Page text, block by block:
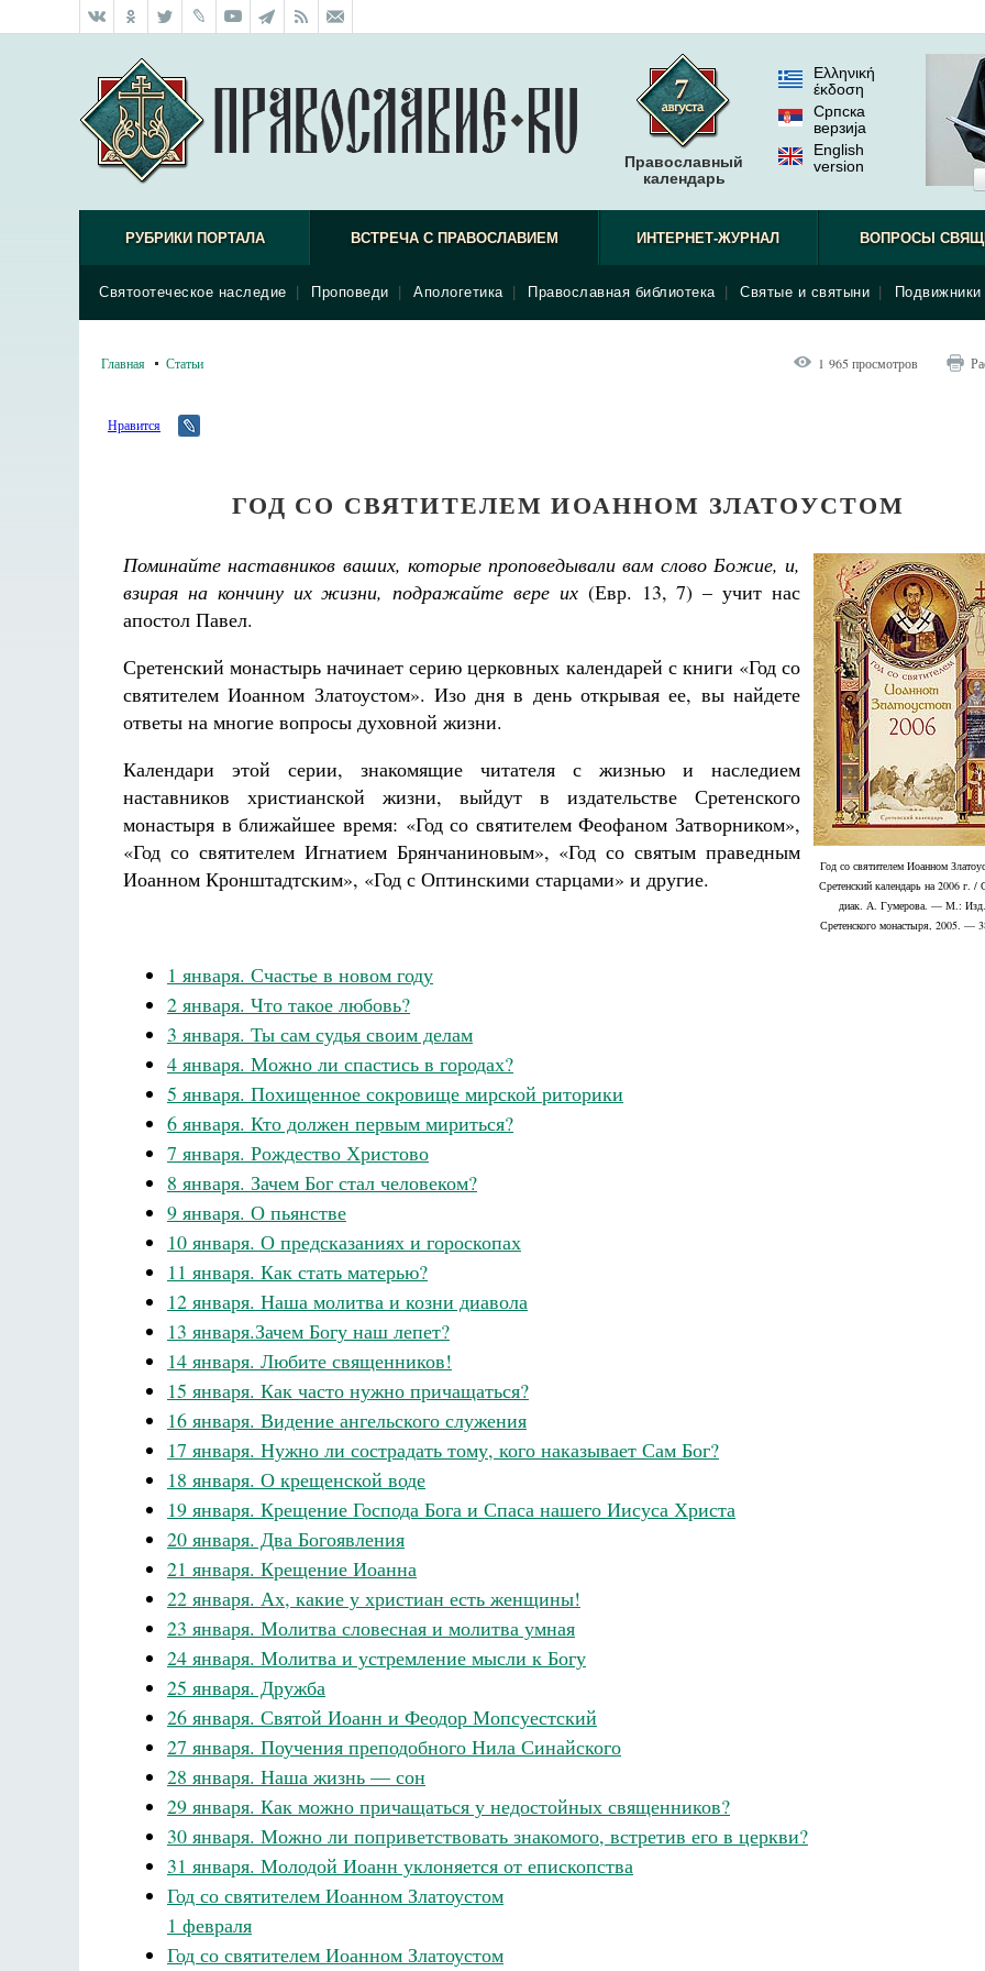
Православный
календарь
Ελληνική
έκδοση
Српска
верзиjа
English
version
РУБРИКИ ПОРТАЛА ВСТРЕЧА С ПРАВОСЛАВИЕМ
Святоотеческое наследие Проповеди Апологетика Православная библиотека Святые и святыни Подвижники
ИНТЕРНЕТ-ЖУРНАЛ ВОПРОСЫ
Главная Статьи 1 965 просмотров
Нравится
ГОД СО СВЯТИТЕЛЕМ ИОАННОМ ЗЛАТОУСТОМ
Год со святителем Иоанном
Сретенский календарь на 2006 г. /
диак. А. Гумерова. — М.: Изд.
Сретенского монастыря, 2005. —
Поминайте наставников ваших, которые проповедывали вам слово Божие, и,
взирая на кончину их жизни, подражайте вере их(Евр. 13, 7) – учит нас
апостол Павел.
Сретенский монастырь начинает серию церковных календарей с книги «Год со
святителем Иоанном Златоустом». Изо дня в день открывая ее, вы найдете
ответы на многие вопросы духовной жизни.
Календари этой серии, знакомящие читателя с жизнью и наследием
наставников христианской жизни, выйдут в издательстве Сретенского
монастыря в ближайшее время: «Год со святителем Феофаном Затворником»,
«Год со святителем Игнатием Брянчаниновым», «Год со святым праведным
Иоанном Кронштадтским», «Год с Оптинскими старцами» и другие.
1 января. Счастье в новом году
2 января. Что такое любовь?
3 января. Ты сам судья своим делам
4 января. Можно ли спастись в городах?
5 января. Похищенное сокровище мирской риторики
6 января. Кто должен первым мириться?
7 января. Рождество Христово
8 января. Зачем Бог стал человеком?
9 января. О пьянстве
10 января. О предсказаниях и гороскопах
11 января. Как стать матерью?
12 января. Наша молитва и козни диавола
13 января.Зачем Богу наш лепет?
14 января. Любите священников!
15 января. Как часто нужно причащаться?
16 января. Видение ангельского служения
17 января. Нужно ли сострадать тому, кого наказывает Сам Бог?
18 января. О крещенской воде
19 января. Крещение Господа Бога и Спаса нашего Иисуса Христа
20 января. Два Богоявления
21 января. Крещение Иоанна
22 января. Ах, какие у христиан есть женщины!
23 января. Молитва словесная и молитва умная
24 января. Молитва и устремление мысли к Богу
25 января. Дружба
26 января. Святой Иоанн и Феодор Мопсуестский
27 января. Поучения преподобного Нила Синайского
28 января. Наша жизнь — сон
29 января. Как можно причащаться у недостойных священников?
30 января. Можно ли поприветствовать знакомого, встретив его в церкви?
31 января. Молодой Иоанн уклоняется от епископства
Год со святителем Иоанном Златоустом
1 февраля
Год со святителем Иоанном Златоустом
Как найти своё место в жизни
Кирилл Мурышев
Великомученик Георгий Победоносец. Научись у